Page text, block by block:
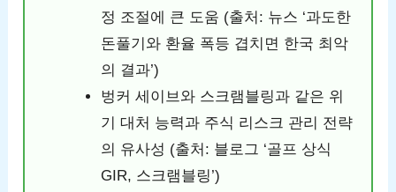
정 조절에 큰 도움 (출처: 뉴스 ‘과도한
돈풀기와 환율 폭등 겹치면 한국 최악
의 결과’)
벙커 세이브와 스크램블링과 같은 위
기 대처 능력과 주식 리스크 관리 전략
의 유사성 (출처: 블로그 ‘골프 상식
GIR, 스크램블링’)